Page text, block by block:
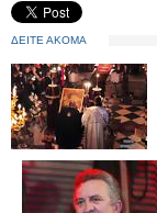
ΔΕΙΤΕ ΑΚΟΜΑ